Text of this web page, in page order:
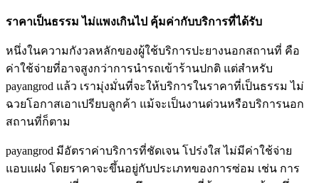
ราคาเป็นธรรม ไม่แพงเกินไป คุ้มค่ากับบริการที่ได้รับ
หนึ่งในความกังวลหลักของผู้ใช้บริการปะยางนอกสถานที่ คือ
ค่าใช้จ่ายที่อาจสูงกว่าการนํารถเข้าร้านปกติ แต่สําหรับ
payangrod แล้ว เรามุ่งมั่นที่จะให้บริการในราคาที่เป็นธรรม ไม่
ฉวยโอกาสเอาเปรียบลูกค้า แม้จะเป็นงานด่วนหรือบริการนอก
สถานที่ก็ตาม
payangrod มีอัตราค่าบริการที่ชัดเจน โปร่งใส ไม่มีค่าใช้จ่าย
แอบแฝง โดยราคาจะขึ้นอยู่กับประเภทของการซ่อม เช่น การ